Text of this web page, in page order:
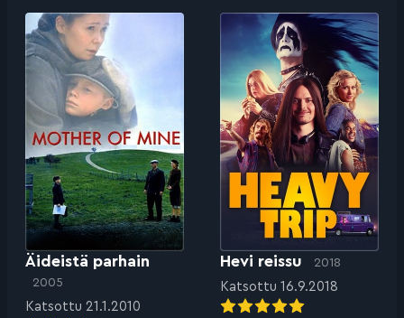
Äideistä parhain
2005
Katsottu 21.1.2010
Hevi reissu 2018
Katsottu 16.9.2018